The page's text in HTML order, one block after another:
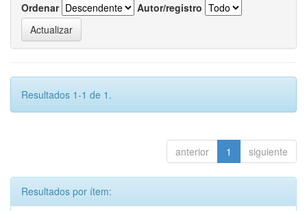
Ordenar
Autor/registro
Resultados 1-1 de 1.
anterior 1 siguiente
Resultados por ítem: